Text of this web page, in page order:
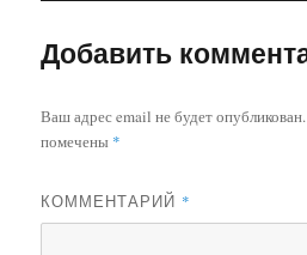
Добавить
Ваш адрес email не будет опубликован.
помечены *
КОММЕНТАРИЙ *